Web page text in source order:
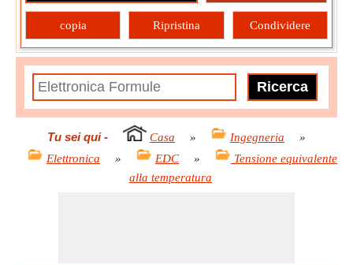
copia Ripristina Condividere
Tu sei qui- Casa » Ingegneria
»
Elettronica
» EDC »
Tensione equivalente
alla temperatura